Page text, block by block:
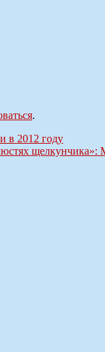
.
в 2012 году
щелкунчика»: